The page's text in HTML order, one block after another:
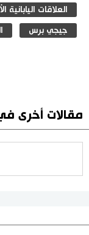
العلاقات اليابانية
جيجي برس
مقالات أخرى